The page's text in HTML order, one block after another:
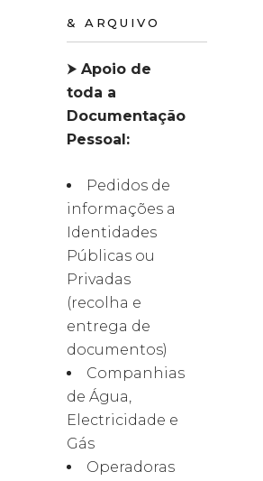
& ARQUIVO
⮞ Apoio de
toda a
Documentação
Pessoal:
Pedidos de
informações a
Identidades
Públicas ou
Privadas
(recolha e
entrega de
documentos)
Companhias
de Água,
Electricidade e
Gás
Operadoras